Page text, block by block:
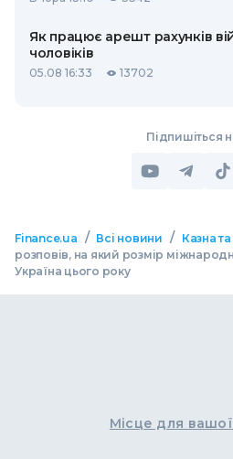
Як працює арешт рахунків
чоловіків
05.08 16:33 13702
Підпишіться
Finance.ua / Всі новини / Казна
розповів, на який розмір
Україна цього року
Місце для